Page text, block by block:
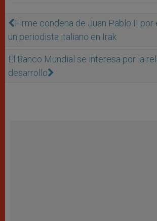
Firme condena de Juan Pablo II por
un periodista italiano en Irak
El Banco Mundial se interesa por la
desarrollo